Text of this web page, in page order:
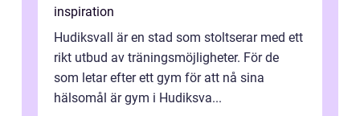
inspiration
Hudiksvall är en stad som stoltserar med ett
rikt utbud av träningsmöjligheter. För de
som letar efter ett gym för att nå sina
hälsomål är gym i Hudiksva...